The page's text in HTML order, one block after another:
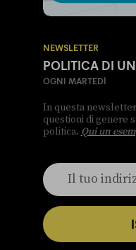
NEWSLETTER
POLITICA DI
OGNI MARTEDÌ
In questa
questioni di genere
politica. Qui un